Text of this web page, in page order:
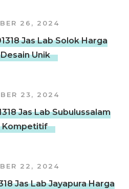
26, 2024
Jas Lab Solok Harga
Unik
23, 2024
Jas Lab Subulussalam
Kompetitif
22, 2024
Jas Lab Jayapura Harga